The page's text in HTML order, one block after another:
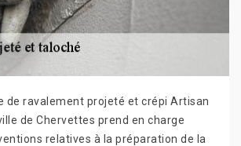
de ravalement projeté et crépi Artisan
de Chervettes prend en charge
relatives à la préparation de la